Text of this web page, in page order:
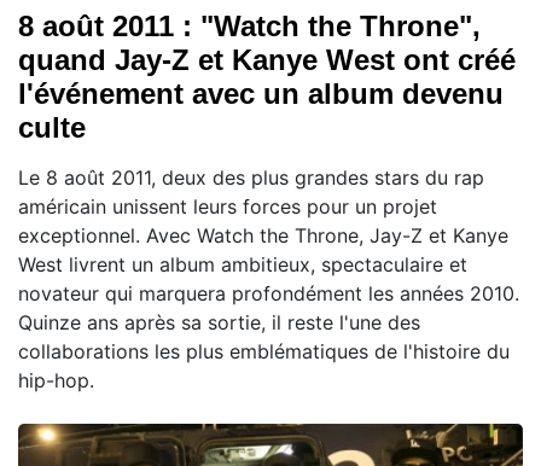
8 août 2011 : "Watch the Throne",
quand Jay-Z et Kanye West ont créé
l'événement avec un album devenu
culte
Le 8 août 2011, deux des plus grandes stars du rap
américain unissent leurs forces pour un projet
exceptionnel. Avec Watch the Throne, Jay-Z et Kanye
West livrent un album ambitieux, spectaculaire et
novateur qui marquera profondément les années 2010.
Quinze ans après sa sortie, il reste l'une des
collaborations les plus emblématiques de l'histoire du
hip-hop.